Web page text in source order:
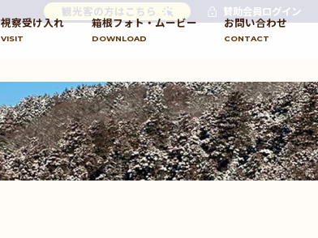
観光客の方はこちら 賛助会員ログイン
視察受け入れ
VISIT
箱根フォト・ムービー
DOWNLOAD
お問い合わせ
CONTACT